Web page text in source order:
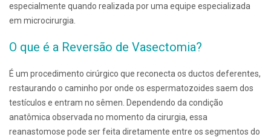
especialmente quando realizada por uma equipe especializada
em microcirurgia.
O que é a Reversão de Vasectomia?
É um procedimento cirúrgico que reconecta os ductos deferentes,
restaurando o caminho por onde os espermatozoides saem dos
testículos e entram no sêmen. Dependendo da condição
anatômica observada no momento da cirurgia, essa
reanastomose pode ser feita diretamente entre os segmentos do